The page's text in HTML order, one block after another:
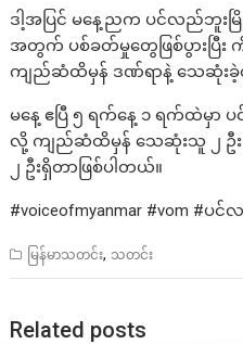
ဒါ့အပြင် မနေ့ညက ပင်လည်ဘူးမ
အတွက် ပစ်ခတ်မှုတွေဖြစ်ပွားပြီး
ကျည်ဆံထိမှန် ဒဏ်ရာနဲ့ သေဆုံး
မနေ့ ဧပြီ ၅ ရက်နေ့ ၁ ရက်ထဲမှာ
လို့ ကျည်ဆံထိမှန် သေဆုံးသူ ၂ ဦး
၂ ဦးရှိတာဖြစ်ပါတယ်။
#voiceofmyanmar #vom #ပ
မြန်မာသတင်း, သတင်း
Related posts